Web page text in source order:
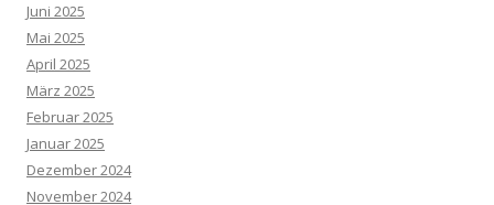
Juni 2025
Mai 2025
April 2025
März 2025
Februar 2025
Januar 2025
Dezember 2024
November 2024